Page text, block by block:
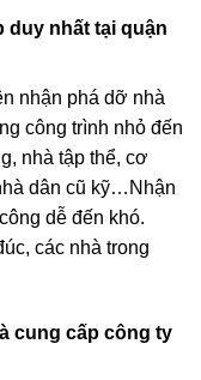
duy nhất tại quận
nhận phá dỡ nhà
công trình nhỏ đến
nhà tập thể, cơ
dân cũ kỹ…Nhận
dễ đến khó.
các nhà trong
cung cấp công ty